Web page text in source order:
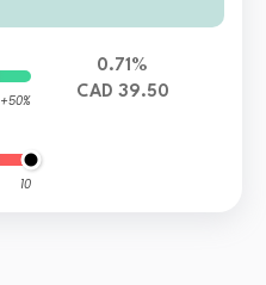
+50%
10
0.71%
CAD 39.50